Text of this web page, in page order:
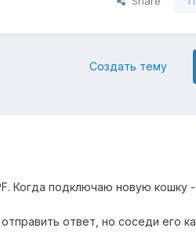
Создать тему
Когда подключаю новую кошку -
ответ, но соседи его